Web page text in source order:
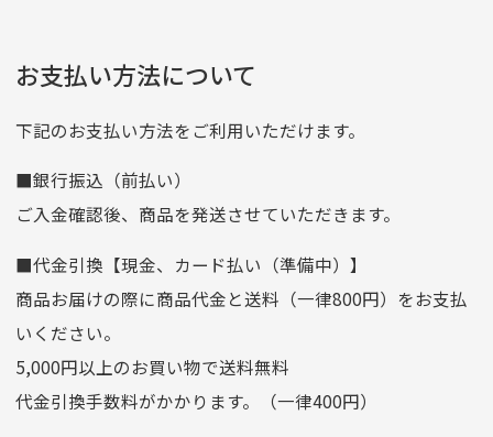
[…]
りますのでご了承くださいませ。
支店名
和歌山支店
口座種別
普通
口座番号
0255557
口座名義
株式会社一条
ゆうちょ銀行
ゆうちょ間
記号
14710
お支払い方法について
下記のお支払い方法をご利用いただけます。
■銀行振込（前払い）
ご入金確認後、商品を発送させていただきます。
■代金引換【現金、カード払い（準備中）】
商品お届けの際に商品代金と送料（一律800円）をお支払
いください。
5,000円以上のお買い物で送料無料
代金引換手数料がかかります。（一律400円）